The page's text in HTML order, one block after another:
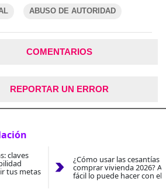
ABUSO DE AUTORIDAD
COMENTARIOS
REPORTAR UN ERROR
claves
tus metas
¿Cómo usar las cesantías
comprar vivienda 2026?
fácil lo puede hacer con el